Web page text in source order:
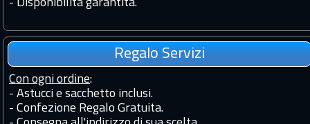
- Disponibilità garantita.
Regalo Servizi
Con ogni ordine:
- Astucci e sacchetto inclusi.
- Confezione Regalo Gratuita.